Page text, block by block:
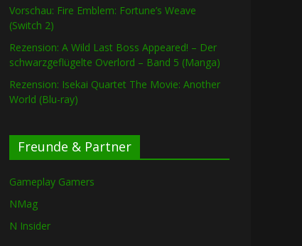
Vorschau: Fire Emblem: Fortune’s Weave
(Switch 2)
Rezension: A Wild Last Boss Appeared! – Der
schwarzgeflügelte Overlord – Band 5 (Manga)
Rezension: Isekai Quartet The Movie: Another
World (Blu-ray)
Freunde & Partner
Gameplay Gamers
NMag
N Insider